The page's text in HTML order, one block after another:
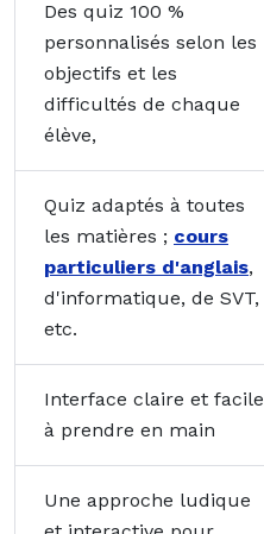
Des quiz 100 %
personnalisés selon les
objectifs et les
difficultés de chaque
élève,
Quiz adaptés à toutes
les matières ; cours
particuliers d'anglais,
d'informatique, de SVT,
etc.
Interface claire et facile
à prendre en main
Une approche ludique